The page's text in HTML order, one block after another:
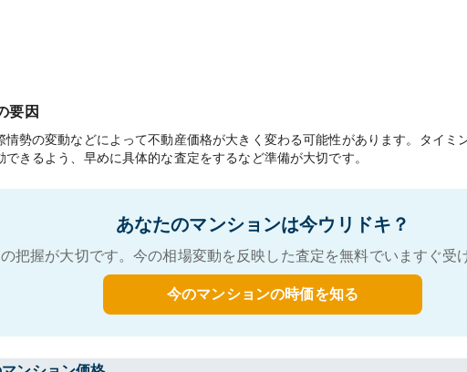
要因
勢の変動などによって不動産価格が大きく変わる可能性があります。タイミ
きるよう、早めに具体的な査定をするなど準備が大切です。
あなたのマンションは今ウリドキ？
把握が大切です。今の相場変動を反映した査定を無料でいますぐ
今のマンションの時価を知る